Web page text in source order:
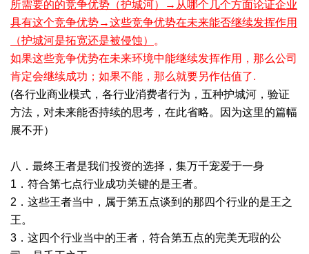
所需要的的竞争优势（护城河）→从哪个几个方面论证企业
具有这个竞争优势→这些竞争优势在未来能否继续发挥作用
（护城河是拓宽还是被侵蚀）
。
如果这些竞争优势在未来环境中能继续发挥作用，那么公司
肯定会继续成功；如果不能，那么就要另作估值了.
(各行业商业模式，各行业消费者行为，五种护城河，验证
方法，对未来能否持续的思考，在此省略。因为这里的篇幅
展不开）
八．最终王者是我们投资的选择，集万千宠爱于一身
1．符合第七点行业成功关键的是王者。
2．这些王者当中，属于第五点谈到的那四个行业的是王之
王。
3．这四个行业当中的王者，符合第五点的完美无瑕的公